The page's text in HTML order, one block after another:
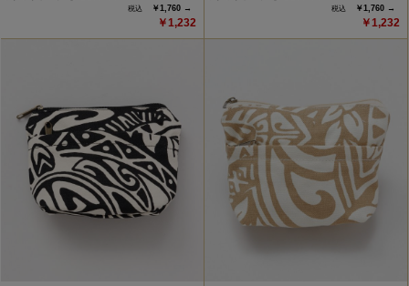
￥1,760 →
￥1,232
￥1,760 →
￥1,232